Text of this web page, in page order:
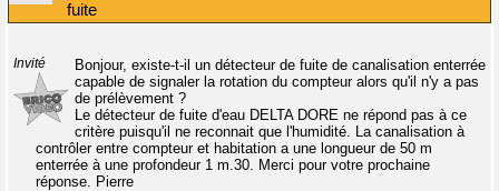
fuite
Invité
Bonjour, existe-t-il un détecteur de fuite de canalisation enterrée
capable de signaler la rotation du compteur alors qu'il n'y a pas
de prélèvement ?
Le détecteur de fuite d'eau DELTA DORE ne répond pas à ce
critère puisqu'il ne reconnait que l'humidité. La canalisation à
contrôler entre compteur et habitation a une longueur de 50 m
enterrée à une profondeur 1 m.30. Merci pour votre prochaine
réponse. Pierre